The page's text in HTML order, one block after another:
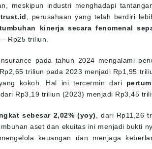
meskipun industri menghadapi
, perusahaan yang telah berdiri
kinerja secara fenomenal
Rp25 triliun.
pada tahun 2024 mengalami
triliun pada 2023 menjadi Rp1,95
kokoh. Hal ini tercermin dari
Rp3,19 triliun (2023) menjadi Rp3,45
sebesar 2,02% (yoy)
, dari Rp11,26
aset dan ekuitas ini menjadi bukti
keuangan dan menjaga